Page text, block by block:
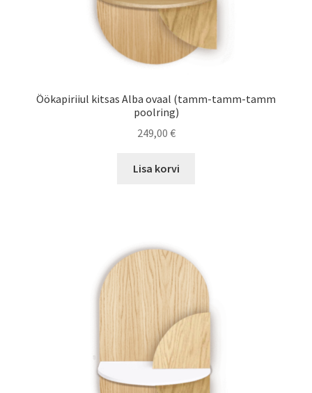
Öökapiriiul kitsas Alba ovaal (tamm-tamm-tamm
poolring)
249,00 €
Lisa korvi